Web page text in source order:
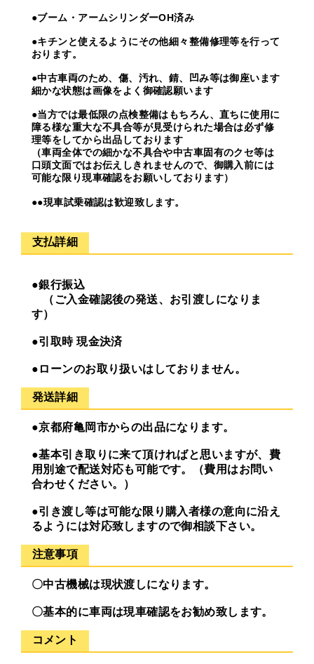
●ブーム・アームシリンダーOH済み
●キチンと使えるようにその他細々整備修理等を行って
おります。
●中古車両のため、傷、汚れ、錆、凹み等は御座います
細かな状態は画像をよく御確認願います
●当方では最低限の点検整備はもちろん、直ちに使用に
障る様な重大な不具合等が見受けられた場合は必ず修
理等をしてから出品しております
（車両全体での細かな不具合や中古車固有のクセ等は
口頭文面ではお伝えしきれませんので、御購入前には
可能な限り現車確認をお願いしております）
●●現車試乗確認は歓迎致します。
支払詳細
●銀行振込
（ご入金確認後の発送、お引渡しになりま
す）
●引取時 現金決済
●ローンのお取り扱いはしておりません。
発送詳細
●京都府亀岡市からの出品になります。
●基本引き取りに来て頂ければと思いますが、費
用別途で配送対応も可能です。（費用はお問い
合わせください。）
●引き渡し等は可能な限り購入者様の意向に沿え
るようには対応致しますので御相談下さい。
注意事項
〇中古機械は現状渡しになります。
〇基本的に車両は現車確認をお勧め致します。
コメント